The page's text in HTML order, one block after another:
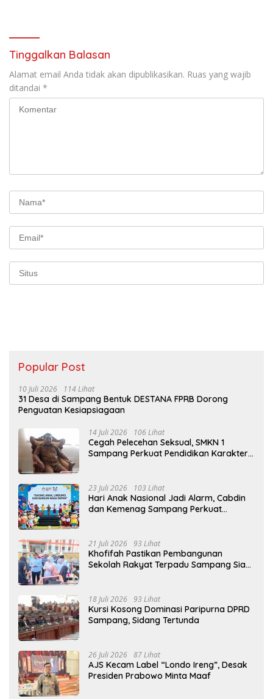
Tinggalkan Balasan
Alamat email Anda tidak akan dipublikasikan. Ruas yang wajib
ditandai *
Popular Post
10 Juli 2026 114 Lihat
31 Desa di Sampang Bentuk DESTANA FPRB Dorong
Penguatan Kesiapsiagaan
14 Juli 2026 106 Lihat
Cegah Pelecehan Seksual, SMKN 1
Sampang Perkuat Pendidikan Karakter
23 Juli 2026 103 Lihat
Hari Anak Nasional Jadi Alarm, Cabdin
dan Kemenag Sampang Perkuat
21 Juli 2026 93 Lihat
Khofifah Pastikan Pembangunan
Sekolah Rakyat Terpadu Sampang Siap
18 Juli 2026 93 Lihat
Kursi Kosong Dominasi Paripurna DPRD
Sampang, Sidang Tertunda
26 Juli 2026 87 Lihat
AJS Kecam Label “Londo Ireng”, Desak
Presiden Prabowo Minta Maaf